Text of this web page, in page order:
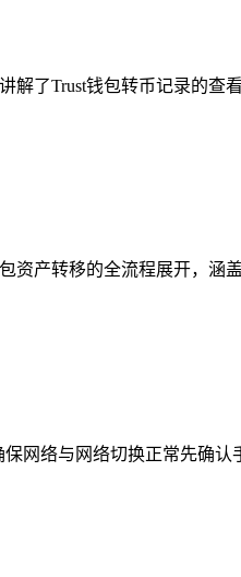
了Trust钱包转币记录的查
资产转移的全流程展开，涵
网络与网络切换正常先确